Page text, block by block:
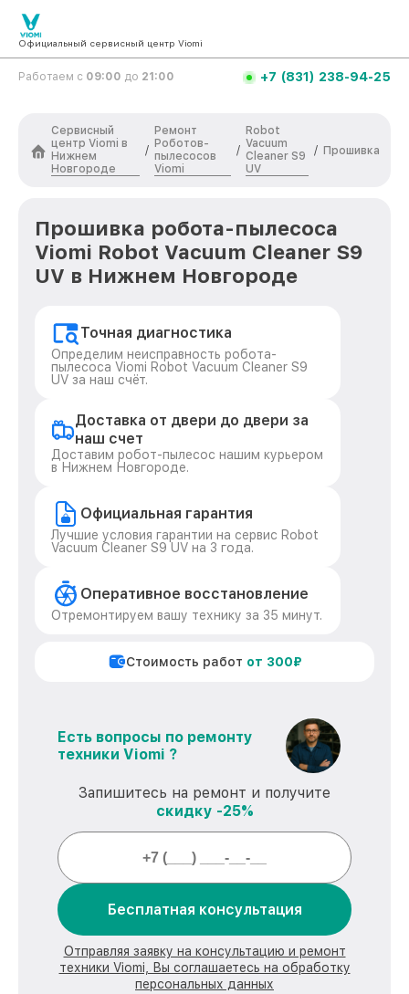
Официальный сервисный центр Viomi
Работаем с 09:00 до 21:00 +7 (831) 238-94-25
Сервисный
центр Viomi в
Нижнем
Новгороде
/
Ремонт
Роботов-
пылесосов
Viomi
/
Robot
Vacuum
Cleaner S9
UV
/ Прошивка
Прошивка робота-пылесоса
Viomi Robot Vacuum Cleaner S9
UV в Нижнем Новгороде
Точная диагностика
Определим неисправность робота-
пылесоса Viomi Robot Vacuum Cleaner S9
UV за наш счёт.
Доставка от двери до двери за
наш счет
Доставим робот-пылесос нашим курьером
в Нижнем Новгороде.
Официальная гарантия
Лучшие условия гарантии на сервис Robot
Vacuum Cleaner S9 UV на 3 года.
Оперативное восстановление
Отремонтируем вашу технику за 35 минут.
Стоимость работ от 300₽
Есть вопросы по ремонту
техники Viomi ?
Запишитесь на ремонт и получите
скидку -25%
Бесплатная консультация
Отправляя заявку на консультацию и ремонт
техники Viomi, Вы соглашаетесь на обработку
персональных данных